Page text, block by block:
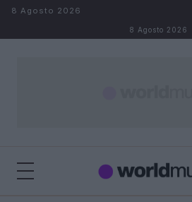
Salta al contenuto
8 Agosto 2026
8 Agosto 2026